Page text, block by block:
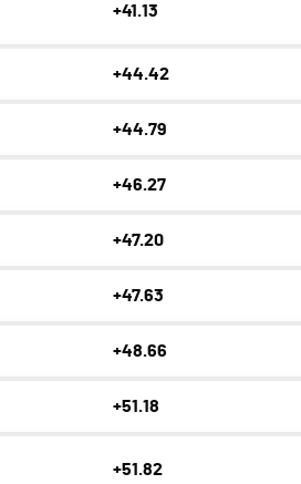
+41.13
+44.42
+44.79
+46.27
+47.20
+47.63
+48.66
+51.18
+51.82